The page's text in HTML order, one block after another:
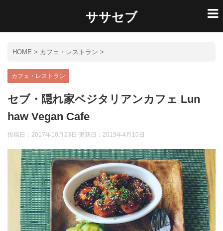
ササセブ
HOME > カフェ・レストラン >
カフェ・レストラン
セブ・隠れ家ベジタリアンカフェ Lun
haw Vegan Cafe
投稿日：2017年10月23日 更新日： 2019年4月10日